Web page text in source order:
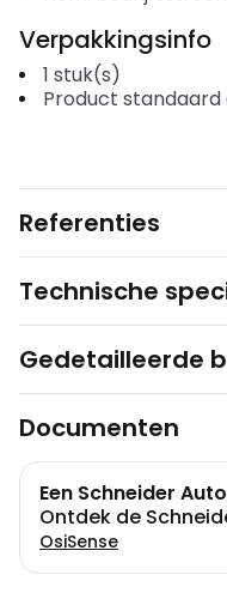
Verpakkingsinfo
1 stuk(s)
Product
Referenties
Technische
Gedetailleerde
Documenten
Een Schneider
Ontdek de
OsiSense